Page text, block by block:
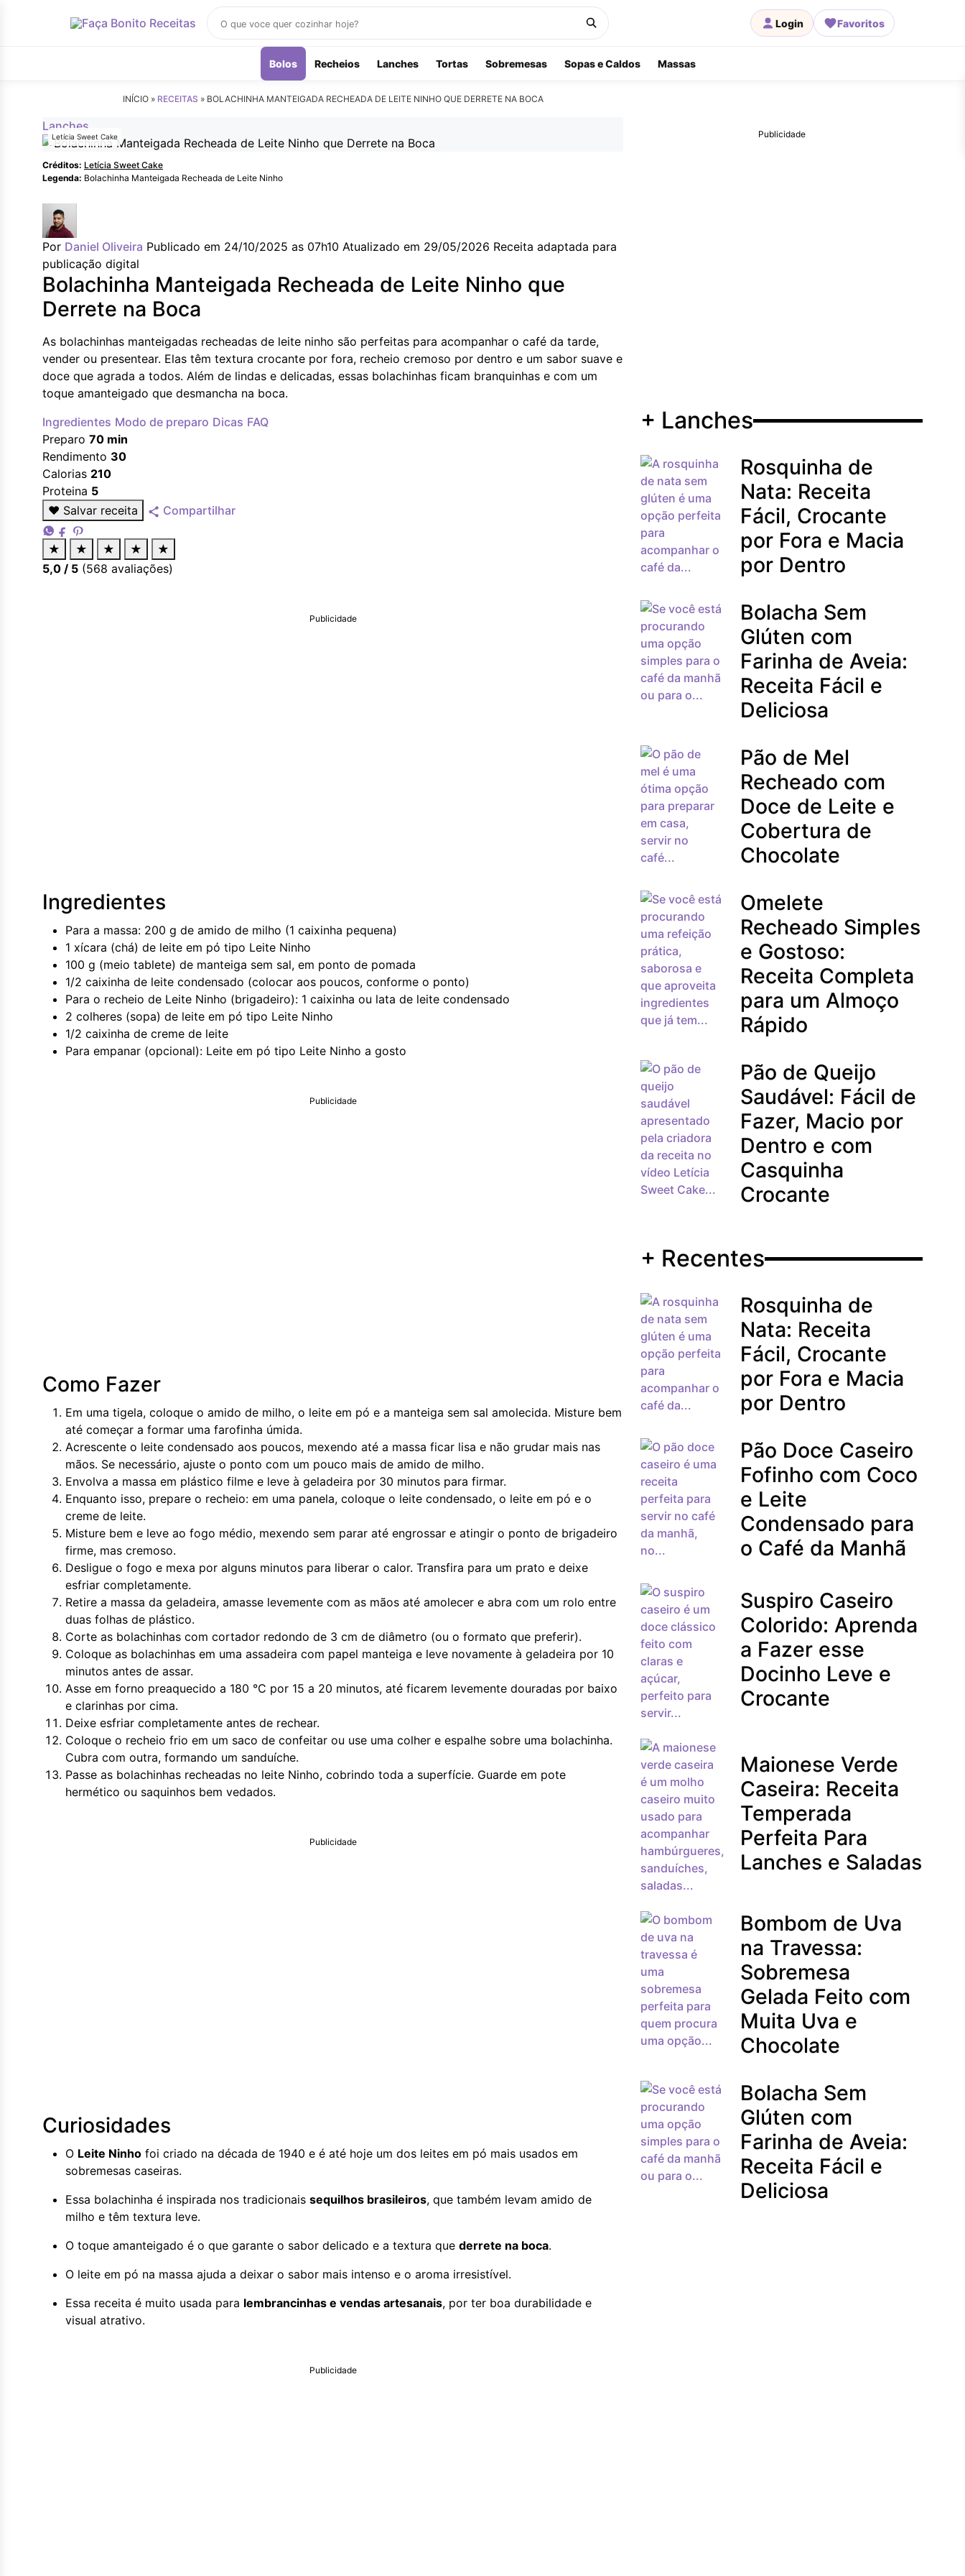
receitas
Login Favoritos
Bolos Recheios Lanches Tortas Sobremesas Sopas e Caldos Massas
INÍCIO » RECEITAS » BOLACHINHA MANTEIGADA RECHEADA DE LEITE NINHO QUE DERRETE NA BOCA
Lanches
Letícia Sweet Cake
Créditos: Letícia Sweet Cake
Legenda: Bolachinha Manteigada Recheada de Leite Ninho
Por Daniel Oliveira Publicado em 24/10/2025 as 07h10 Atualizado em 29/05/2026 Receita adaptada para
publicação digital
Bolachinha Manteigada Recheada de Leite Ninho que
Derrete na Boca
As bolachinhas manteigadas recheadas de leite ninho são perfeitas para acompanhar o café da tarde,
vender ou presentear. Elas têm textura crocante por fora, recheio cremoso por dentro e um sabor suave e
doce que agrada a todos. Além de lindas e delicadas, essas bolachinhas ficam branquinhas e com um
toque amanteigado que desmancha na boca.
Ingredientes Modo de preparo Dicas FAQ
Preparo 70 min
Rendimento 30
Calorias 210
Proteina 5
♥ Salvar receita Compartilhar
★ ★ ★ ★
★
5,0 / 5 (568 avaliações)
Publicidade
Ingredientes
Para a massa: 200 g de amido de milho (1 caixinha pequena)
1 xícara (chá) de leite em pó tipo Leite Ninho
100 g (meio tablete) de manteiga sem sal, em ponto de pomada
1/2 caixinha de leite condensado (colocar aos poucos, conforme o ponto)
Para o recheio de Leite Ninho (brigadeiro): 1 caixinha ou lata de leite condensado
2 colheres (sopa) de leite em pó tipo Leite Ninho
1/2 caixinha de creme de leite
Para empanar (opcional): Leite em pó tipo Leite Ninho a gosto
Publicidade
Como Fazer
Em uma tigela, coloque o amido de milho, o leite em pó e a manteiga sem sal amolecida. Misture bem
até começar a formar uma farofinha úmida.
Acrescente o leite condensado aos poucos, mexendo até a massa ficar lisa e não grudar mais nas
mãos. Se necessário, ajuste o ponto com um pouco mais de amido de milho.
Envolva a massa em plástico filme e leve à geladeira por 30 minutos para firmar.
Enquanto isso, prepare o recheio: em uma panela, coloque o leite condensado, o leite em pó e o
creme de leite.
Misture bem e leve ao fogo médio, mexendo sem parar até engrossar e atingir o ponto de brigadeiro
firme, mas cremoso.
Desligue o fogo e mexa por alguns minutos para liberar o calor. Transfira para um prato e deixe
esfriar completamente.
Retire a massa da geladeira, amasse levemente com as mãos até amolecer e abra com um rolo entre
duas folhas de plástico.
Corte as bolachinhas com cortador redondo de 3 cm de diâmetro (ou o formato que preferir).
Coloque as bolachinhas em uma assadeira com papel manteiga e leve novamente à geladeira por 10
minutos antes de assar.
Asse em forno preaquecido a 180 °C por 15 a 20 minutos, até ficarem levemente douradas por baixo
e clarinhas por cima.
Deixe esfriar completamente antes de rechear.
Coloque o recheio frio em um saco de confeitar ou use uma colher e espalhe sobre uma bolachinha.
Cubra com outra, formando um sanduíche.
Passe as bolachinhas recheadas no leite Ninho, cobrindo toda a superfície. Guarde em pote
hermético ou saquinhos bem vedados.
Publicidade
Curiosidades
O Leite Ninho foi criado na década de 1940 e é até hoje um dos leites em pó mais usados em
sobremesas caseiras.
Essa bolachinha é inspirada nos tradicionais sequilhos brasileiros, que também levam amido de
milho e têm textura leve.
O toque amanteigado é o que garante o sabor delicado e a textura que derrete na boca.
O leite em pó na massa ajuda a deixar o sabor mais intenso e o aroma irresistível.
Essa receita é muito usada para lembrancinhas e vendas artesanais, por ter boa durabilidade e
visual atrativo.
Publicidade
Publicidade
+ Lanches
Rosquinha de
Nata: Receita
Fácil, Crocante
por Fora e Macia
por Dentro
Bolacha Sem
Glúten com
Farinha de Aveia:
Receita Fácil e
Deliciosa
Pão de Mel
Recheado com
Doce de Leite e
Cobertura de
Chocolate
Omelete
Recheado Simples
e Gostoso:
Receita Completa
para um Almoço
Rápido
Pão de Queijo
Saudável: Fácil de
Fazer, Macio por
Dentro e com
Casquinha
Crocante
+ Recentes
Rosquinha de
Nata: Receita
Fácil, Crocante
por Fora e Macia
por Dentro
Pão Doce Caseiro
Fofinho com Coco
e Leite
Condensado para
o Café da Manhã
Suspiro Caseiro
Colorido: Aprenda
a Fazer esse
Docinho Leve e
Crocante
Maionese Verde
Caseira: Receita
Temperada
Perfeita Para
Lanches e Saladas
Bombom de Uva
na Travessa:
Sobremesa
Gelada Feito com
Muita Uva e
Chocolate
Bolacha Sem
Glúten com
Farinha de Aveia:
Receita Fácil e
Deliciosa